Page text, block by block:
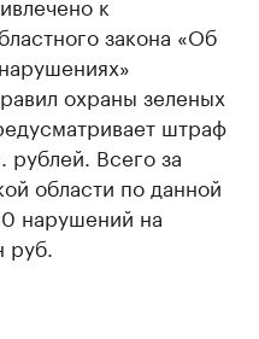
закона «Об
охраны зеленых
штраф
Всего за
области по данной
нарушений на